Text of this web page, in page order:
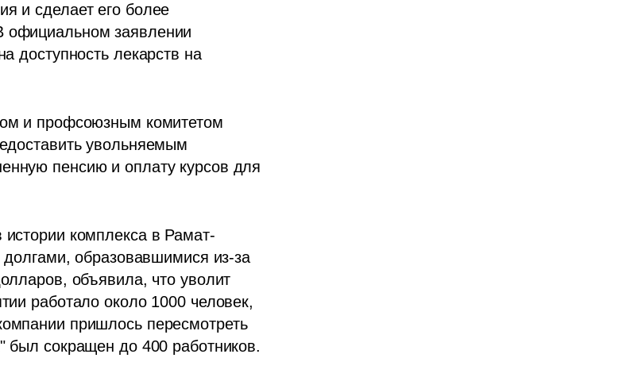
и сделает его более
официальном заявлении
доступность лекарств на
и профсоюзным комитетом
увольняемым
пенсию и оплату курсов для
комплекса в Рамат-
образовавшимися из-за
объявила, что уволит
работало около 1000 человек,
пришлось пересмотреть
был сокращен до 400 работников.